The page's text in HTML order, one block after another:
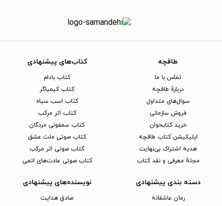
طاقچه
تماس با ما
دربارهٔ طاقچه
سوال‌های متداول
فروش سازمانی
خرید کتابخوان
اپلیکیشن کتاب طاقچه
هدیه اشتراک بی‌نهایت
مجلهٔ معرفی و نقد کتاب
کتاب‌های پیشنهادی
کتاب بادام
کتاب کیمیاگر
کتاب اسب سیاه
کتاب اثر مرکب
کتاب سمفونی مردگان
کتاب صوتی ملت عشق
کتاب صوتی اثر مرکب
کتاب صوتی عادت‌های اتمی
دسته بندی پیشنهادی
رمان عاشقانه
نویسنده‌های پیشنهادی
صادق هدایت